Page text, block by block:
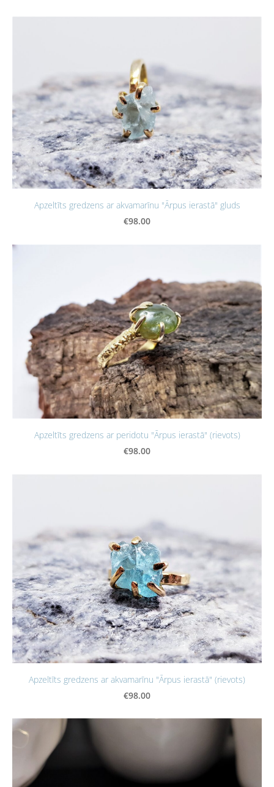
Apzeltīts gredzens ar akvamarīnu "Ārpus ierastā" gluds
€98.00
Apzeltīts gredzens ar peridotu "Ārpus ierastā" (rievots)
€98.00
Apzeltīts gredzens ar akvamarīnu "Ārpus ierastā" (rievots)
€98.00